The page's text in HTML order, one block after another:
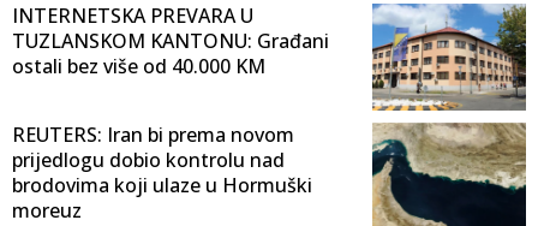
INTERNETSKA PREVARA U
TUZLANSKOM KANTONU: Građani
ostali bez više od 40.000 KM
REUTERS: Iran bi prema novom
prijedlogu dobio kontrolu nad
brodovima koji ulaze u Hormuški
moreuz